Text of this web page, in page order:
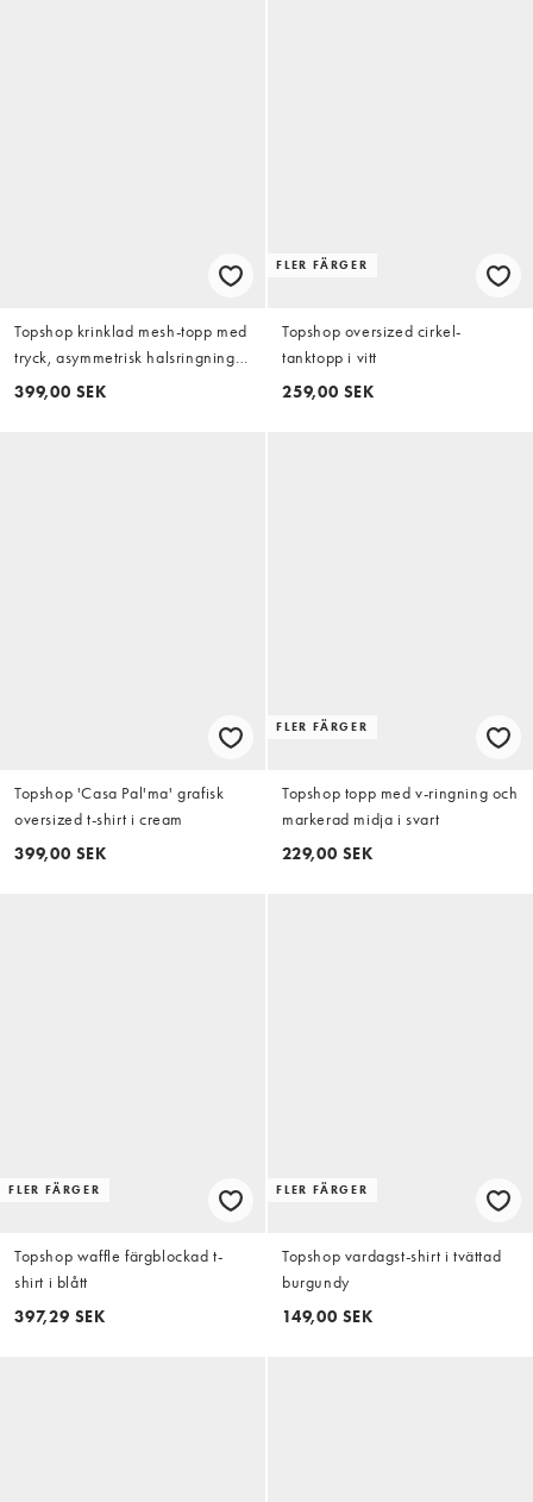
Topshop krinklad mesh-topp med
tryck, asymmetrisk halsringning
och långa ärmar i svart
399,00 SEK
FLER FÄRGER
Topshop oversized cirkel-
tanktopp i vitt
259,00 SEK
Topshop 'Casa Pal'ma' grafisk
oversized t-shirt i cream
399,00 SEK
FLER FÄRGER
Topshop topp med v-ringning och
markerad midja i svart
229,00 SEK
FLER FÄRGER
Topshop waffle färgblockad t-
shirt i blått
397,29 SEK
FLER FÄRGER
Topshop vardagst-shirt i tvättad
burgundy
149,00 SEK